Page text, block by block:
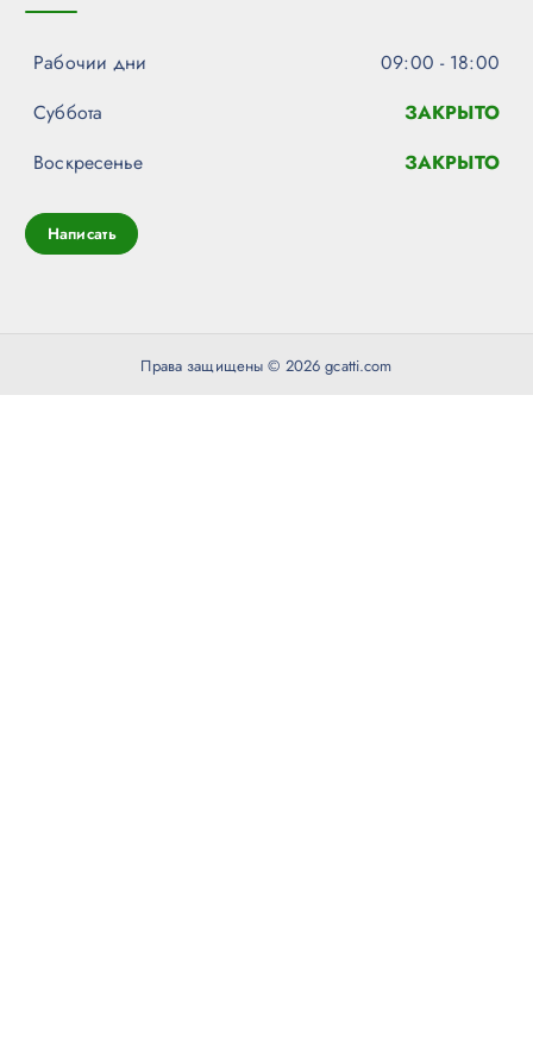
Рабочии дни
09:00 - 18:00
Суббота
ЗАКРЫТО
Воскресенье
ЗАКРЫТО
Написать
Права защищены © 2026 gcatti.com